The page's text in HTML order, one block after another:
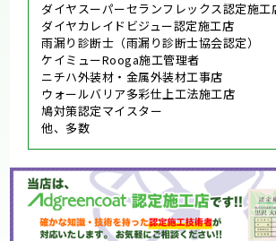
ダイヤスーパーセランフレックス認定施工
ダイヤカレイドビジュー認定施工店
雨漏り診断士（雨漏り診断士協会認定）
ケイミューRooga施工管理者
ニチハ外装材・金属外装材工事店
ウォールバリア多彩仕上工法施工店
鳩対策認定マイスター
他、多数